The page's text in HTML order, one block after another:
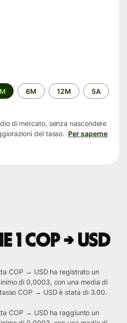
6M 12M 5A
di mercato, senza nascondere
del tasso. Per saperne
COP → USD
COP → USD ha registrato un
di 0,0003, con una media di
COP → USD è stata di 3.00.
COP → USD ha raggiunto un